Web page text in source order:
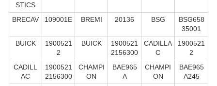
STICS
BRECAV 109001E BREMI 20136 BSG
BSG658
35001
BUICK
1900521
2
BUICK
1900521
2156300
CADILLA
C
1900521
2
CADILL
AC
1900521
2156300
CHAMPI
ON
BAE965
A
CHAMPI
ON
BAE965
A245